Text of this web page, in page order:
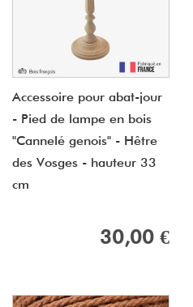
Accessoire pour abat-jour
- Pied de lampe en bois
"Cannelé genois" - Hêtre
des Vosges - hauteur 33
cm
30,00 €